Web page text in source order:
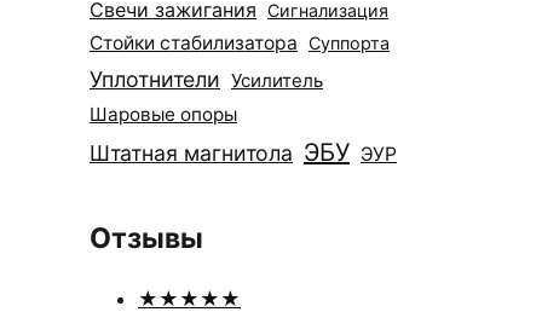
Свечи зажигания Сигнализация
Стойки стабилизатора Суппорта
Уплотнители Усилитель
Шаровые опоры
Штатная магнитола ЭБУ ЭУР
Отзывы
★★★★★